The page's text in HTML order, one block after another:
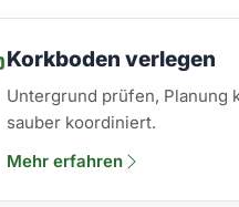
Korkboden verlegen
Untergrund prüfen, Planung
sauber koordiniert.
Mehr erfahren